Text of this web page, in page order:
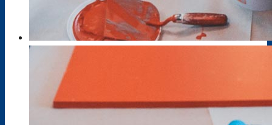
Schulbibliothek
Standorte
Bildungsangebot